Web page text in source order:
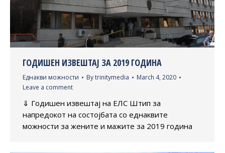
ГОДИШЕН ИЗВЕШТАЈ ЗА 2019 ГОДИНА
Еднакви можности Bytrinitymedia
March 4, 2020
Leave a comment
⇓ Годишен извештај на ЕЛС Штип за
напредокот на состојбата со еднаквите
можности за жените и мажите за 2019 година